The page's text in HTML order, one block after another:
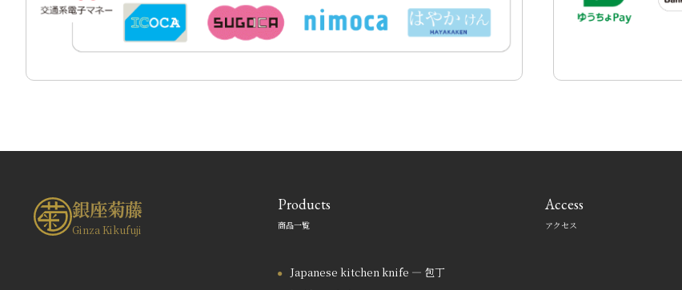
銀座菊藤
Ginza Kikufuji
Products
商品一覧
Japanese kitchen knife — 包丁
Access
アクセス